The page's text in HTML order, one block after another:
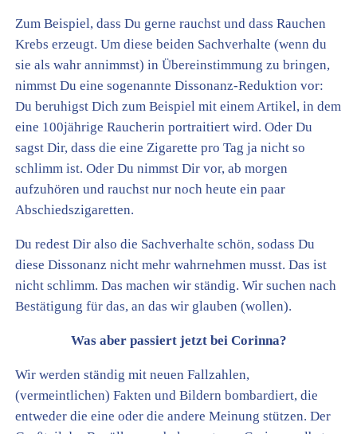
Zum Beispiel, dass Du gerne rauchst und dass Rauchen
Krebs erzeugt. Um diese beiden Sachverhalte (wenn du
sie als wahr annimmst) in Übereinstimmung zu bringen,
nimmst Du eine sogenannte Dissonanz-Reduktion vor:
Du beruhigst Dich zum Beispiel mit einem Artikel, in dem
eine 100jährige Raucherin portraitiert wird. Oder Du
sagst Dir, dass die eine Zigarette pro Tag ja nicht so
schlimm ist. Oder Du nimmst Dir vor, ab morgen
aufzuhören und rauchst nur noch heute ein paar
Abschiedszigaretten.
Du redest Dir also die Sachverhalte schön, sodass Du
diese Dissonanz nicht mehr wahrnehmen musst. Das ist
nicht schlimm. Das machen wir ständig. Wir suchen nach
Bestätigung für das, an das wir glauben (wollen).
Was aber passiert jetzt bei Corinna?
Wir werden ständig mit neuen Fallzahlen,
(vermeintlichen) Fakten und Bildern bombardiert, die
entweder die eine oder die andere Meinung stützen. Der